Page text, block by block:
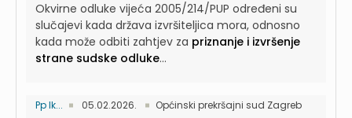
Okvirne odluke vijeća 2005/214/PUP određeni su
slučajevi kada država izvršiteljica mora, odnosno
kada može odbiti zahtjev za priznanje i izvršenje
strane sudske odluke...
Pp Ik... 05.02.2026. Općinski prekršajni sud Zagreb